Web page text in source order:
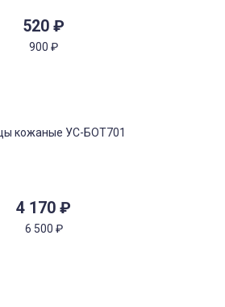
520 ₽
900 ₽
4 170 ₽
6 500 ₽